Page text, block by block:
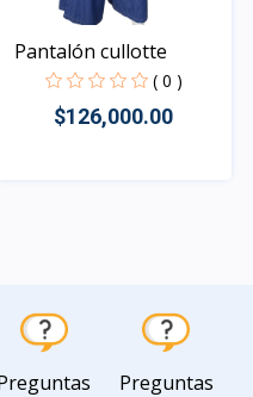
Pantalón cullotte
( 0 )
$126,000.00
Preguntas